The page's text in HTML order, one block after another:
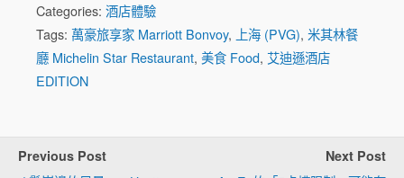
Categories: 酒店體驗
Tags: 萬豪旅享家 Marriott Bonvoy, 上海 (PVG), 米其林餐
廳 Michelin Star Restaurant, 美食 Food, 艾迪遜酒店
EDITION
Previous Post Next Post